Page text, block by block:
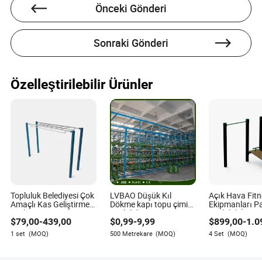
Önceki Gönderi
Sonraki Gönderi
Özelleştirilebilir Ürünler
Topluluk Belediyesi Çok
Amaçlı Kas Geliştirme
Parkı Fitness Eğitim
Ekipmanları
$79,00-439,00
1 set (MOQ)
LVBAO Düşük Kıl
Dökme kapı topu çimi
Topluluk Fitness Uzun
Süreli Kullanım Testi
$0,99-9,99
500 Metrekare (MOQ)
Açık Hava
Ekipmanları
Topluluk
Yukarı İki
$899,00-
4 Set (MOQ)